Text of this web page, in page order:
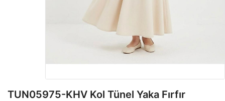
TUN05975-KHV Kol Tünel Yaka Fırfır